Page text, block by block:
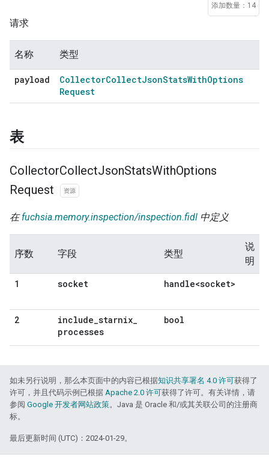
添加数量：14
请求
名称 类型
payload CollectorCollectJsonStatsWithOptions
Request
表
CollectorCollectJsonStatsWithOptions
Request
资源
在fuchsia.memory.inspection/inspection.fidl 中定义
序数 字段 类型
说
明
1 socket handle<socket>
2 include_starnix_
processes
bool
如未另行说明，那么本页面中的内容已根据知识共享署名 4.0 许可获得了
许可，并且代码示例已根据 Apache 2.0 许可获得了许可。有关详情，请
参阅 Google 开发者网站政策。Java 是 Oracle 和/或其关联公司的注册商
标。
最后更新时间 (UTC)：2024-01-29。